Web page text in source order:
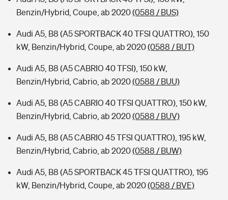
Benzin/Hybrid, Coupe, ab 2020(0588 / BUS)
Audi A5, B8 (A5 SPORTBACK 40 TFSI QUATTRO), 150
kW, Benzin/Hybrid, Coupe, ab 2020(0588 / BUT)
Audi A5, B8 (A5 CABRIO 40 TFSI), 150 kW,
Benzin/Hybrid, Cabrio, ab 2020(0588 / BUU)
Audi A5, B8 (A5 CABRIO 40 TFSI QUATTRO), 150 kW,
Benzin/Hybrid, Cabrio, ab 2020(0588 / BUV)
Audi A5, B8 (A5 CABRIO 45 TFSI QUATTRO), 195 kW,
Benzin/Hybrid, Cabrio, ab 2020(0588 / BUW)
Audi A5, B8 (A5 SPORTBACK 45 TFSI QUATTRO), 195
kW, Benzin/Hybrid, Coupe, ab 2020(0588 / BVE)